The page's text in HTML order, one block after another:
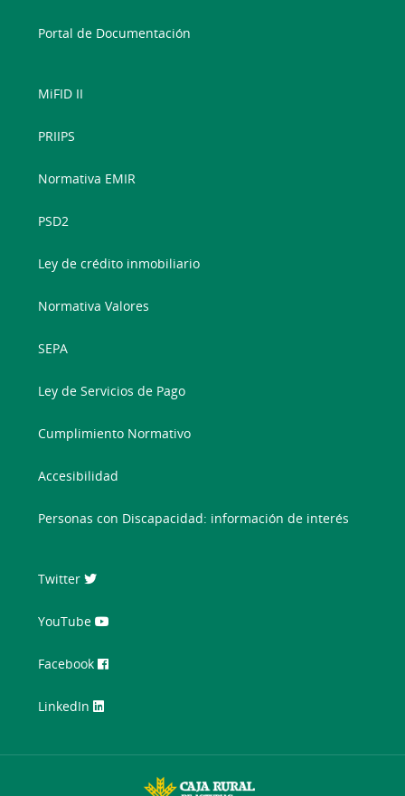
Portal de Documentación
MiFID II
PRIIPS
Normativa EMIR
PSD2
Ley de crédito inmobiliario
Normativa Valores
SEPA
Ley de Servicios de Pago
Cumplimiento Normativo
Accesibilidad
Personas con Discapacidad: información de interés
Twitter
YouTube
Facebook
LinkedIn